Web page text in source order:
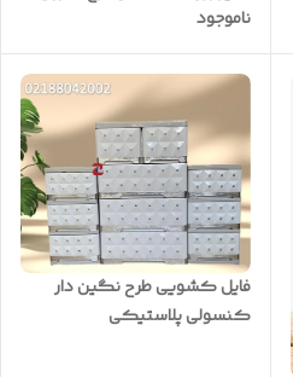
ناموجود
فایل کشویی طرح نگین دار
کنسولی پلاستیکی